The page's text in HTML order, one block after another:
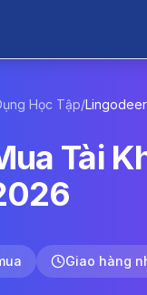
Học Tập/Lingodeer
Tài
Giao hàng